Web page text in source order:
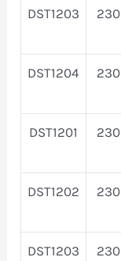
DST1203 230
DST1204 230
DST1201 230
DST1202 230
DST1203 230